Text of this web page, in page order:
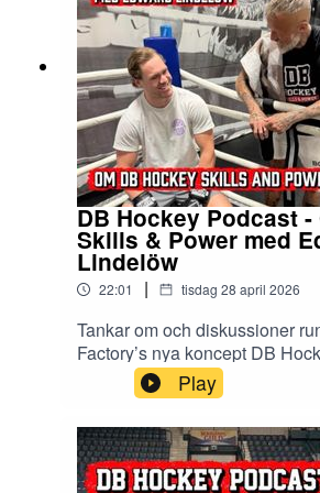
DB Hockey Podcast -
Skills & Power med
Lindelöw
22:01 | tisdag 28 april 2026
Tankar om och diskussioner
Factory’s nya koncept DB
tillsammans med Edward
bakgrunden till vårt nya rum i
metoderna och om vår första
Camp. Enjoy
Play